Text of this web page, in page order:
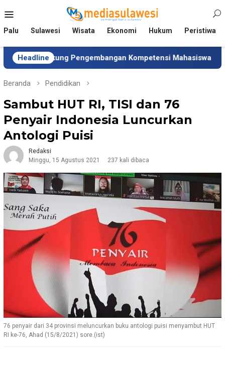
ke
Mobile
Palu Sulawesi Wisata Ekonomi Hukum Peristiwa
Headline
Pengembangan Kompetensi Mahasiswa Tim
Beranda Pendidikan
Sambut HUT RI, TISI dan 76
Penyair Indonesia Luncurkan
Antologi Puisi
Redaksi
Minggu, 15 Agustus 2021
237 kali dibaca
76 penyair dari 34 provinsi meluncurkan buku antologi puisi menyambut HUT
RI ke-76, Ahad (15/8/2021) sore.(ist)